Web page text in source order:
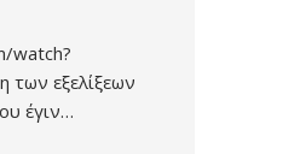
watch?
εξελίξεων
έγιν…